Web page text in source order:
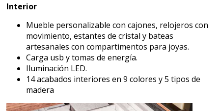
Interior
Mueble personalizable con cajones, relojeros con
movimiento, estantes de cristal y bateas
artesanales con compartimentos para joyas.
Carga usb y tomas de energía.
Iluminación LED.
14 acabados interiores en 9 colores y 5 tipos de
madera